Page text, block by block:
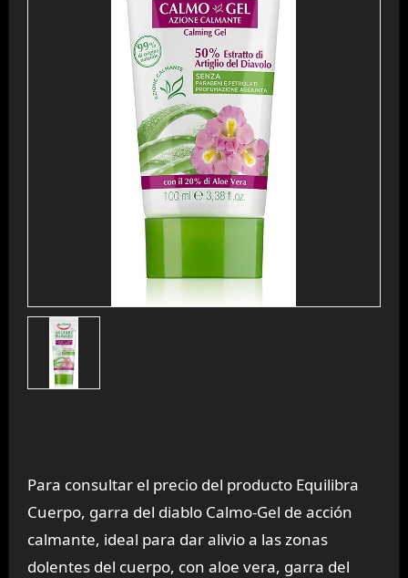
Para consultar el precio del producto Equilibra
Cuerpo, garra del diablo Calmo-Gel de acción
calmante, ideal para dar alivio a las zonas
dolentes del cuerpo, con aloe vera, garra del